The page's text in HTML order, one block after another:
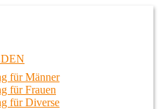
in Berlin
für Männer
für Frauen
für Diverse